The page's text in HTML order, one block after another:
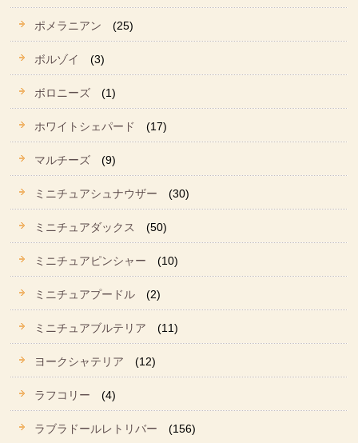
ポメラニアン (25)
ボルゾイ (3)
ボロニーズ (1)
ホワイトシェパード (17)
マルチーズ (9)
ミニチュアシュナウザー (30)
ミニチュアダックス (50)
ミニチュアピンシャー (10)
ミニチュアプードル (2)
ミニチュアブルテリア (11)
ヨークシャテリア (12)
ラフコリー (4)
ラブラドールレトリバー (156)